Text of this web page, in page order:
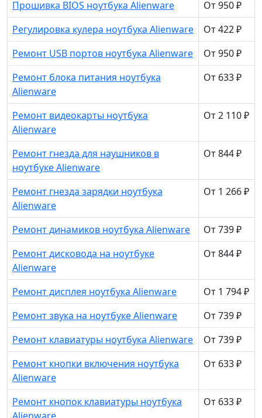
Прошивка BIOS ноутбука Alienware
От 950 ₽
Регулировка кулера ноутбука Alienware
От 422 ₽
Ремонт USB портов ноутбука Alienware
От 950 ₽
Ремонт блока питания ноутбука
Alienware
От 633 ₽
Ремонт видеокарты ноутбука
Alienware
От 2 110 ₽
Ремонт гнезда для наушников в
ноутбуке Alienware
От 844 ₽
Ремонт гнезда зарядки ноутбука
Alienware
От 1 266 ₽
Ремонт динамиков ноутбука Alienware
От 739 ₽
Ремонт дисковода на ноутбуке
Alienware
От 844 ₽
Ремонт дисплея ноутбука Alienware
От 1 794 ₽
Ремонт звука на ноутбуке Alienware
От 739 ₽
Ремонт клавиатуры ноутбука Alienware
От 739 ₽
Ремонт кнопки включения ноутбука
Alienware
От 633 ₽
Ремонт кнопок клавиатуры ноутбука
От 633 ₽